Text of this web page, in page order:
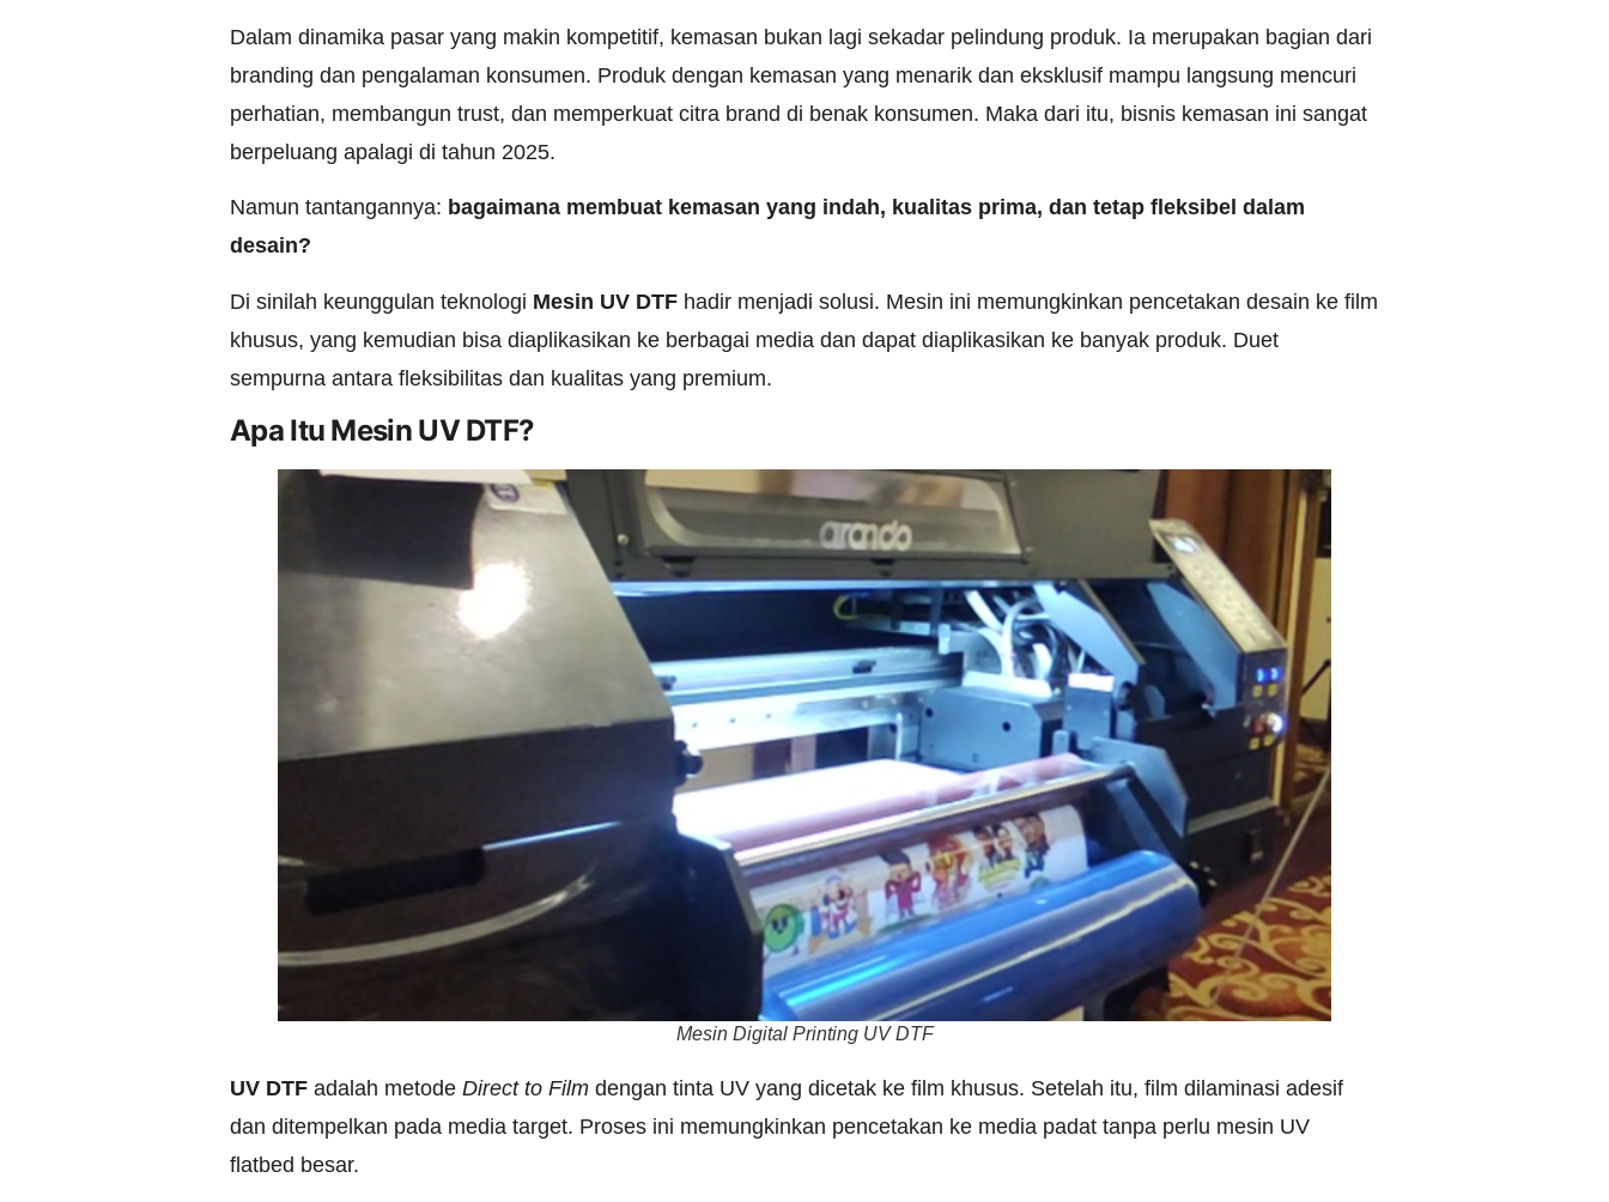
Dalam dinamika pasar yang makin kompetitif, kemasan bukan lagi sekadar pelindung produk. Ia merupakan bagian dari
branding dan pengalaman konsumen. Produk dengan kemasan yang menarik dan eksklusif mampu langsung mencuri
perhatian, membangun trust, dan memperkuat citra brand di benak konsumen. Maka dari itu, bisnis kemasan ini sangat
berpeluang apalagi di tahun 2025.
Namun tantangannya: bagaimana membuat kemasan yang indah, kualitas prima, dan tetap fleksibel dalam
desain?
Di sinilah keunggulan teknologi Mesin UV DTF hadir menjadi solusi. Mesin ini memungkinkan pencetakan desain ke film
khusus, yang kemudian bisa diaplikasikan ke berbagai media dan dapat diaplikasikan ke banyak produk. Duet
sempurna antara fleksibilitas dan kualitas yang premium.
Apa Itu Mesin UV DTF?
Mesin Digital Printing UV DTF
UV DTF adalah metode Direct to Film dengan tinta UV yang dicetak ke film khusus. Setelah itu, film dilaminasi adesif
dan ditempelkan pada media target. Proses ini memungkinkan pencetakan ke media padat tanpa perlu mesin UV
flatbed besar.